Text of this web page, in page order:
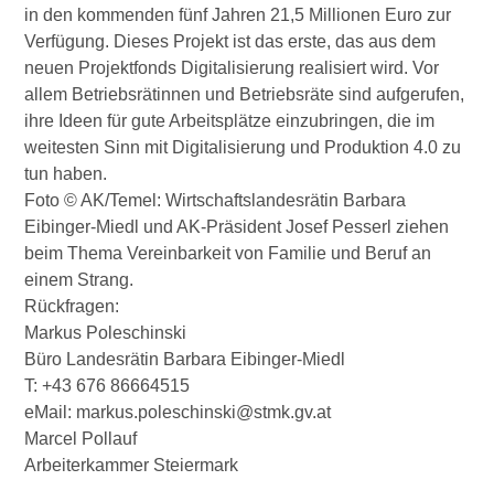
in den kommenden fünf Jahren 21,5 Millionen Euro zur
Verfügung. Dieses Projekt ist das erste, das aus dem
neuen Projektfonds Digitalisierung realisiert wird. Vor
allem Betriebsrätinnen und Betriebsräte sind aufgerufen,
ihre Ideen für gute Arbeitsplätze einzubringen, die im
weitesten Sinn mit Digitalisierung und Produktion 4.0 zu
tun haben.
Foto © AK/Temel: Wirtschaftslandesrätin Barbara
Eibinger-Miedl und AK-Präsident Josef Pesserl ziehen
beim Thema Vereinbarkeit von Familie und Beruf an
einem Strang.
Rückfragen:
Markus Poleschinski
Büro Landesrätin Barbara Eibinger-Miedl
T: +43 676 86664515
eMail: markus.poleschinski@stmk.gv.at
Marcel Pollauf
Arbeiterkammer Steiermark